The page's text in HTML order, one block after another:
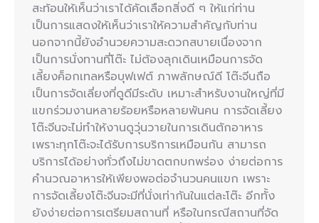
สะท้อนให้เห็นว่าเราได้คัดเลือกสิ่งดี ๆ ให้แก่ท่าน
เป็นการแสดงให้เห็นว่าเราให้ความสำคัญกับท่าน
นอกจากนี้ยังอำนวยความสะดวกสบายเนื่องจาก
เป็นการนั่งทานที่โต๊ะ ไม่ต้องลุกเดินเหมือนการจัด
เลี้ยงค็อกเทลหรือบุฟเฟต์ ภาพลักษณ์ดี โต๊ะจีนถือ
เป็นการจัดเลี่ยงที่ดูดีมีระดับ เหมาะสำหรับงานใหญ่ที่มี
แขกร่วมงานหลายร้อยหรือหลายพันคน การจัดเลี้ยง
โต๊ะจีนจะไม่ทำให้งานดูวุ่นวายในการเดินตักอาหาร
เพราะทุกโต๊ะจะได้รับการบริการเหมือนกัน สามารถ
บริการได้อย่างทั่วถึงไม่ขาดตกบกพร่อง ง่ายต่อการ
คำนวณอาหารให้เพียงพอต่อจำนวนคนแขก เพราะ
การจัดเลี้ยงโต๊ะจีนจะมีที่นั่งเท่ากันในแต่ละโต๊ะ อีกทั้ง
ยังง่ายต่อการเตรียมสถานที่ หรือในกรณีสถานที่จัด